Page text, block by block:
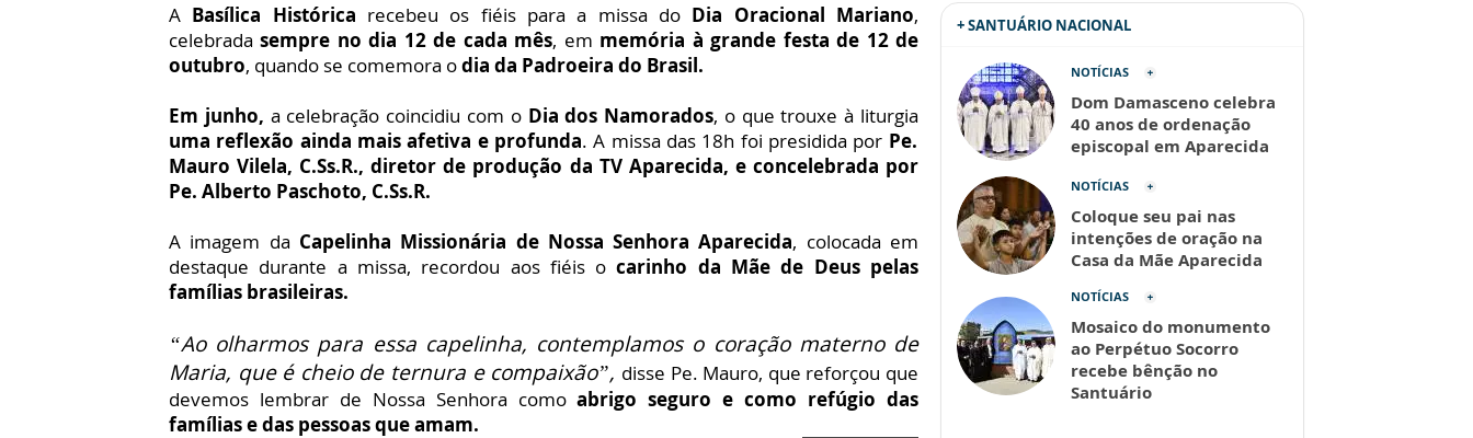
A Basílica Histórica recebeu os fiéis para a missa do Dia Oracional Mariano,
celebrada sempre no dia 12 de cada mês, em memória à grande festa de 12 de
outubro, quando se comemora odia da Padroeira do Brasil.
Em junho, a celebração coincidiu com o Dia dos Namorados, o que trouxe à liturgia
uma reflexão ainda mais afetiva e profunda. A missa das 18h foi presidida por Pe.
Mauro Vilela, C.Ss.R., diretor de produção da TV Aparecida, e concelebrada por
Pe. Alberto Paschoto, C.Ss.R.
A imagem da Capelinha Missionária de Nossa Senhora Aparecida, colocada em
destaque durante a missa, recordou aos fiéis o carinho da Mãe de Deus pelas
famílias brasileiras.
“Ao olharmos para essa capelinha, contemplamos o coração materno de
Maria, que é cheio de ternura e compaixão”, disse Pe. Mauro, que reforçou que
devemos lembrar de Nossa Senhora comoabrigo seguro e como refúgio das
famílias e das pessoas que amam.
+ SANTUÁRIO NACIONAL
NOTÍCIAS
Dom Damasceno celebra
40 anos de ordenação
episcopal em Aparecida
NOTÍCIAS
Coloque seu pai nas
intenções de oração na
Casa da Mãe Aparecida
NOTÍCIAS
Mosaico do monumento
ao Perpétuo Socorro
recebe bênção no
Santuário